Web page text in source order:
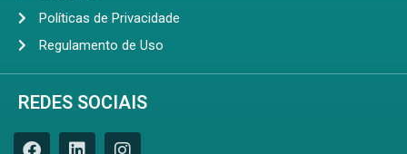
Políticas de Privacidade
Regulamento de Uso
REDES SOCIAIS